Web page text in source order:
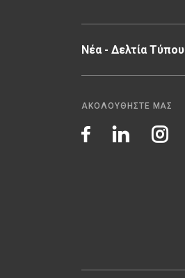
Νέα - Δελτία Τύπου
ΑΚΟΛΟΥΘΗΣΤΕ ΜΑΣ